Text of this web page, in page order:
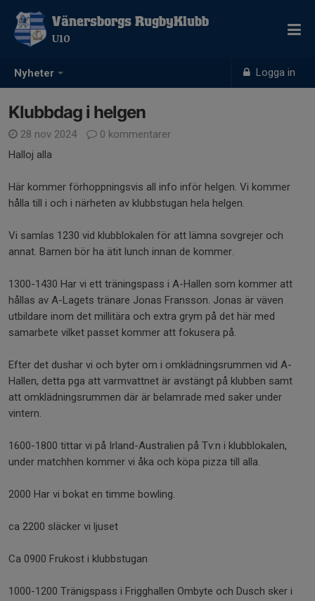
Nyheter Logga in
Vänersborgs RugbyKlubb
U10
Klubbdag i helgen
28 nov 2024
0 kommentarer
Halloj alla
Här kommer förhoppningsvis all info inför helgen. Vi kommer
hålla till i och i närheten av klubbstugan hela helgen.
Vi samlas 1230 vid klubblokalen för att lämna sovgrejer och
annat. Barnen bör ha ätit lunch innan de kommer.
1300-1430 Har vi ett träningspass i A-Hallen som kommer att
hållas av A-Lagets tränare Jonas Fransson. Jonas är väven
utbildare inom det millitära och extra grym på det här med
samarbete vilket passet kommer att fokusera på.
Efter det dushar vi och byter om i omklädningsrummen vid A-
Hallen, detta pga att varmvattnet är avstängt på klubben samt
att omklädningsrummen där är belamrade med saker under
vintern.
1600-1800 tittar vi på Irland-Australien på Tv:n i klubblokalen,
under matchhen kommer vi åka och köpa pizza till alla.
2000 Har vi bokat en timme bowling.
ca 2200 släcker vi ljuset
Ca 0900 Frukost i klubbstugan
1000-1200 Tränigspass i Frigghallen Ombyte och Dusch sker i